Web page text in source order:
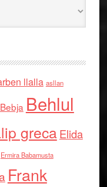
llalla asllan
Behlul
grecaElida
Ermira Babamusta
Frank